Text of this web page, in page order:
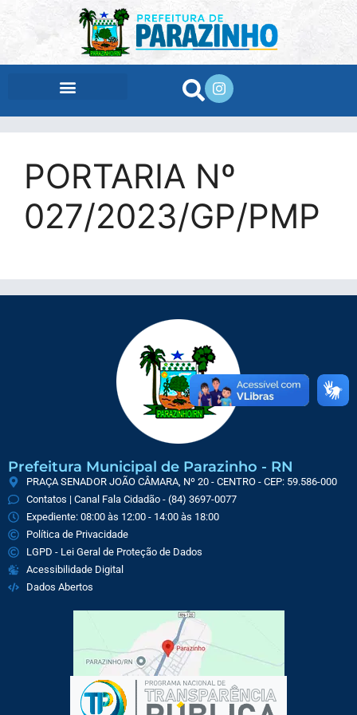
PORTARIA Nº
027/2023/GP/PMP
Prefeitura Municipal de Parazinho - RN
PRAÇA SENADOR JOÃO CÂMARA, Nº 20 - CENTRO - CEP: 59.586-000
Contatos | Canal Fala Cidadão - (84) 3697-0077
Expediente: 08:00 às 12:00 - 14:00 às 18:00
Política de Privacidade
LGPD - Lei Geral de Proteção de Dados
Acessibilidade Digital
Dados Abertos